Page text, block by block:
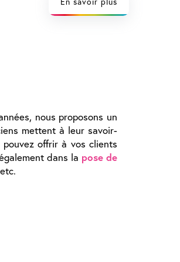
nous proposons un
mettent à leur savoir-
offrir à vos clients
dans la pose de